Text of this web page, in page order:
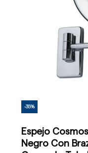
-35%
Espejo
Negro Con